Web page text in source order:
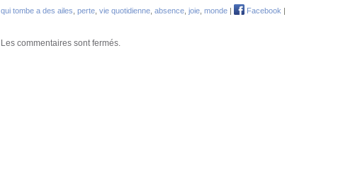
qui tombe a des ailes perte vie quotidienne absence joie monde | Facebook |
Les commentaires sont fermés.